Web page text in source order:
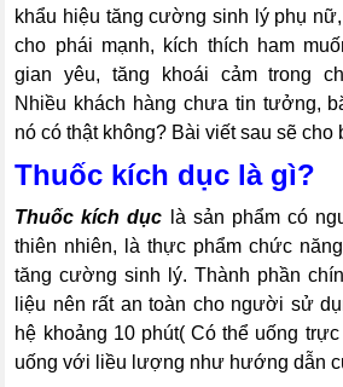
khẩu hiệu tăng cường sinh lý phụ
cho phái mạnh, kích thích ham
gian yêu, tăng khoái cảm trong
Nhiều khách hàng chưa tin tưởng,
nó có thật không? Bài viết sau sẽ cho
Thuốc kích dục là gì?
Thuốc kích dục là sản phẩm có
thiên nhiên, là thực phẩm chức
tăng cường sinh lý. Thành phần
liệu nên rất an toàn cho người sử
hệ khoảng 10 phút( Có thể uống
uống với liều lượng như hướng dẫn